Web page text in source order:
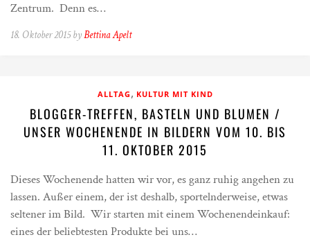
Zentrum. Denn es…
18. Oktober 2015 byBettina Apelt
ALLTAG , KULTUR MIT KIND
BLOGGER-TREFFEN, BASTELN UND BLUMEN /
UNSER WOCHENENDE IN BILDERN VOM 10. BIS
11. OKTOBER 2015
Dieses Wochenende hatten wir vor, es ganz ruhig angehen zu
lassen. Außer einem, der ist deshalb, sportelnderweise, etwas
seltener im Bild. Wir starten mit einem Wochenendeinkauf:
eines der beliebtesten Produkte bei uns…